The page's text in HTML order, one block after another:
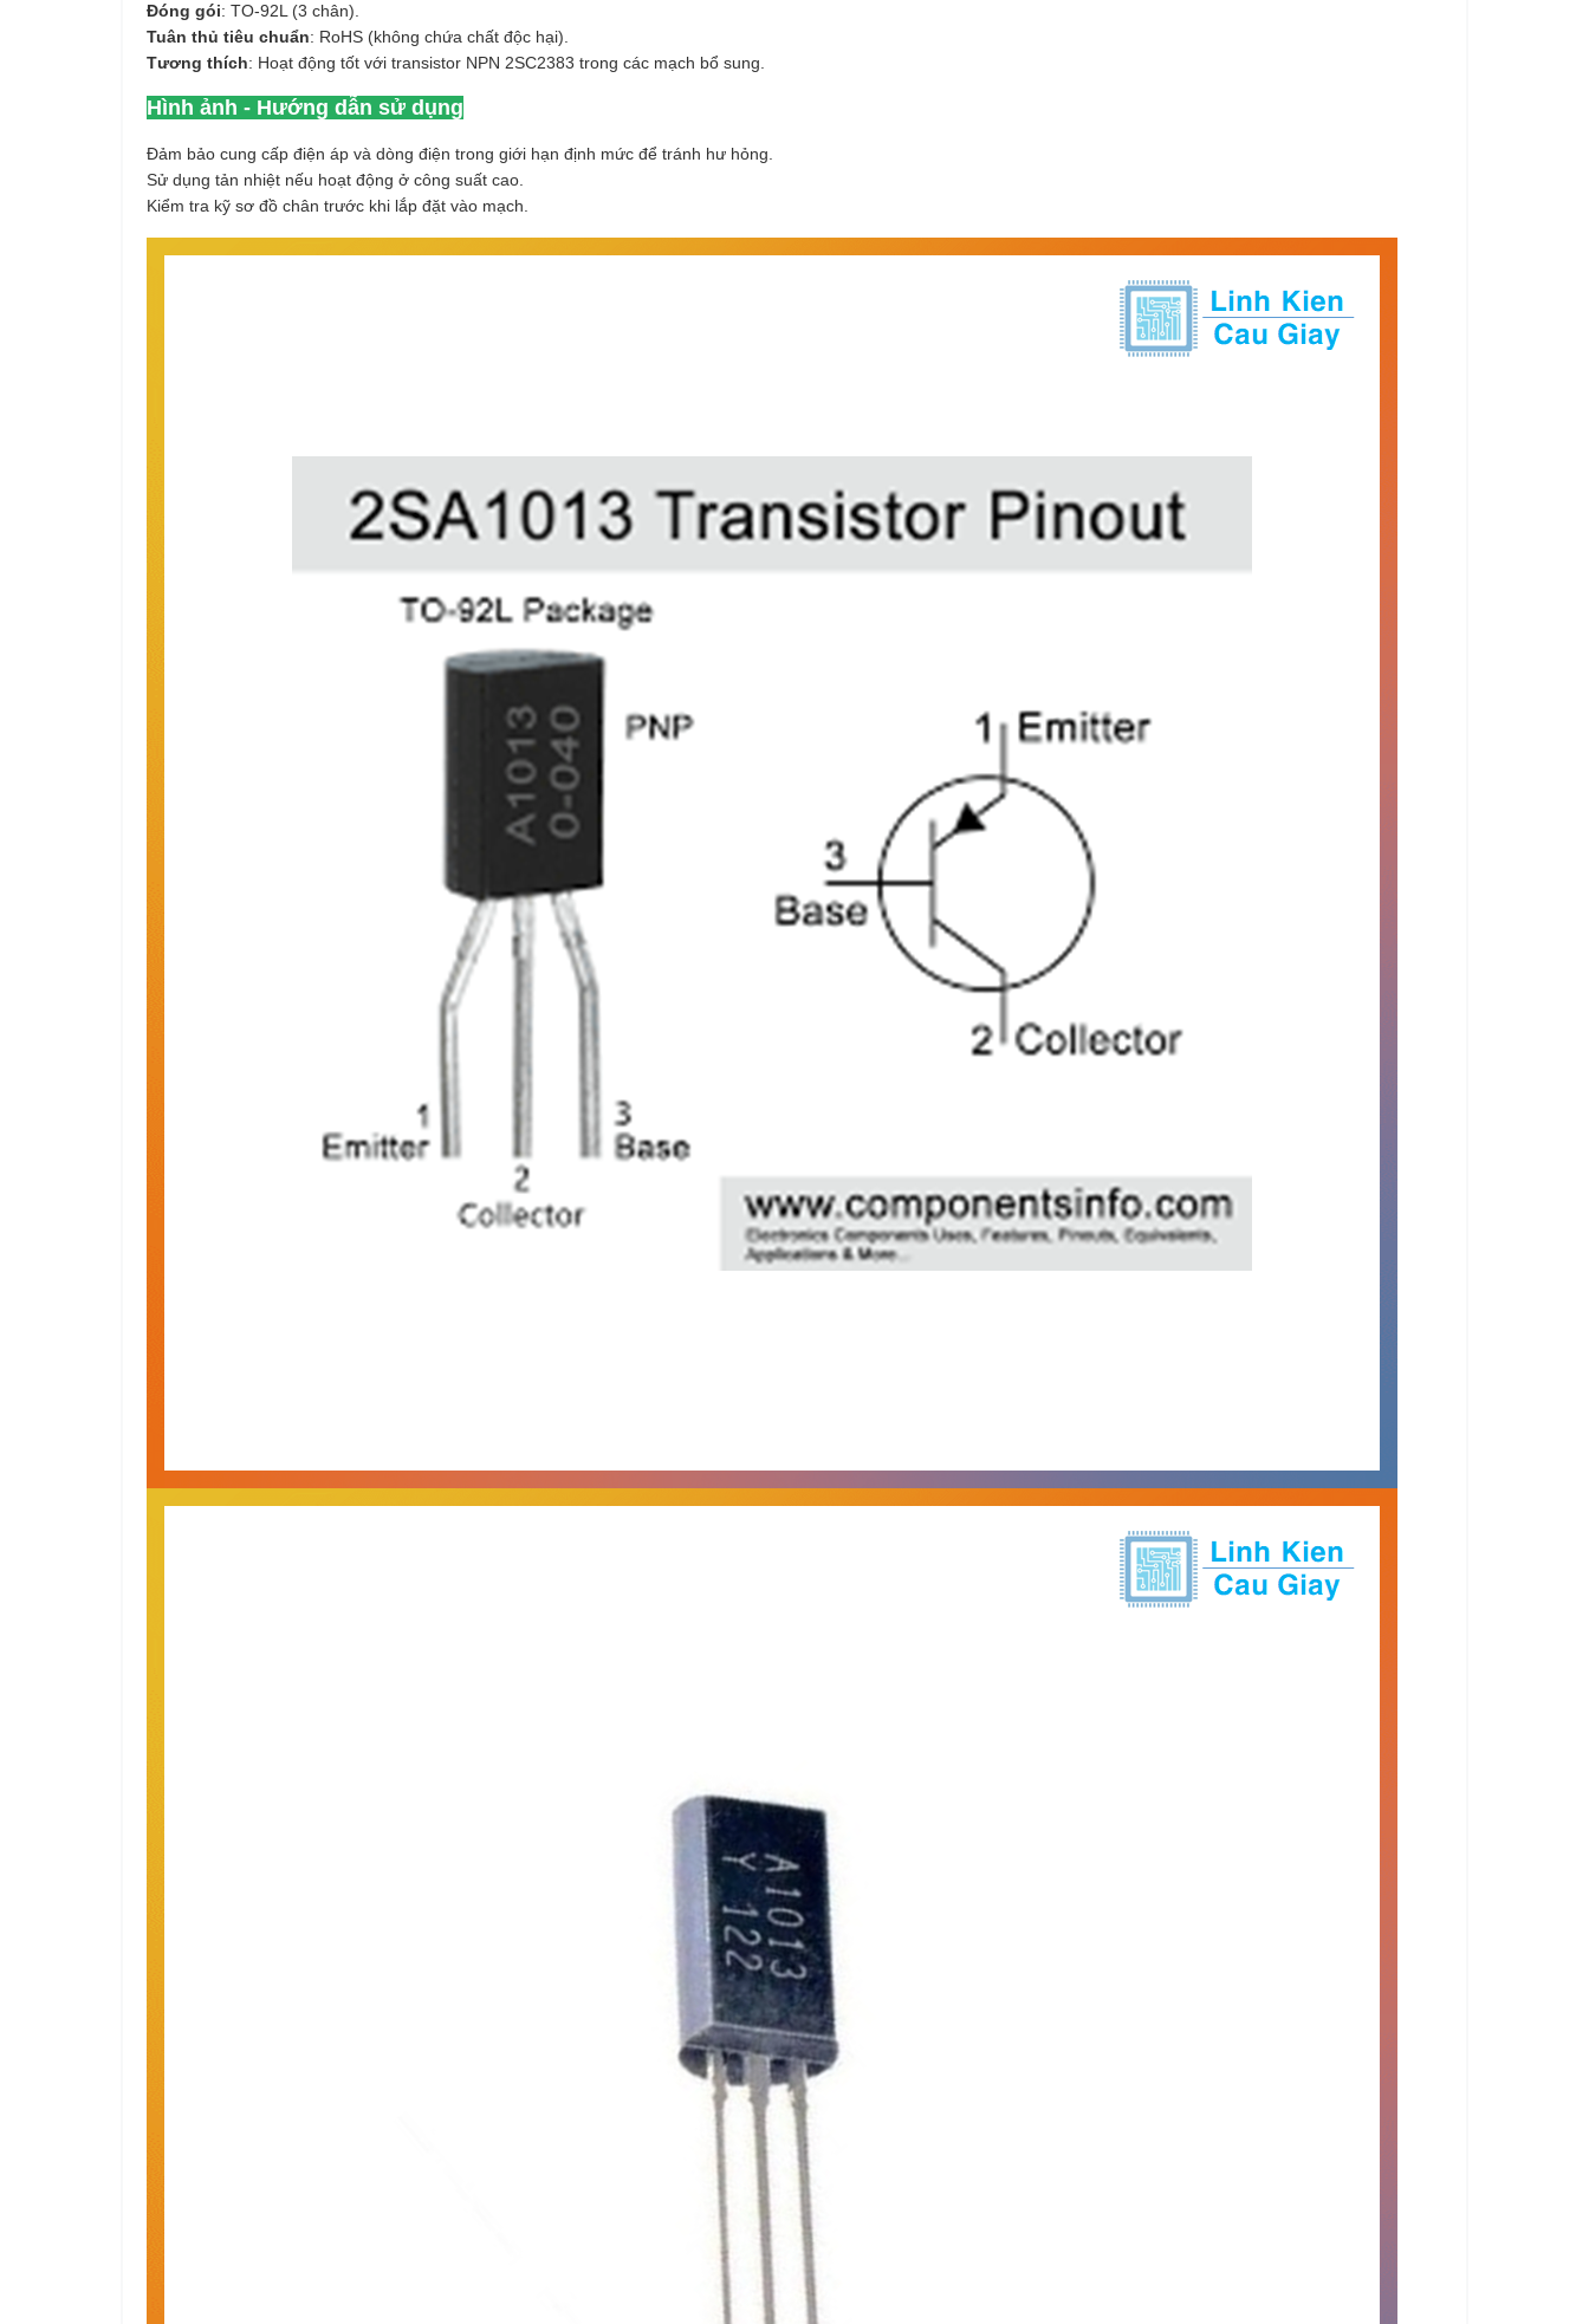
Đóng gói: TO-92L (3 chân).
Tuân thủ tiêu chuẩn: RoHS (không chứa chất độc hại).
Tương thích: Hoạt động tốt với transistor NPN 2SC2383 trong các mạch bổ sung.
Hình ảnh - Hướng dẫn sử dụng
Đảm bảo cung cấp điện áp và dòng điện trong giới hạn định mức để tránh hư hỏng.
Sử dụng tản nhiệt nếu hoạt động ở công suất cao.
Kiểm tra kỹ sơ đồ chân trước khi lắp đặt vào mạch.